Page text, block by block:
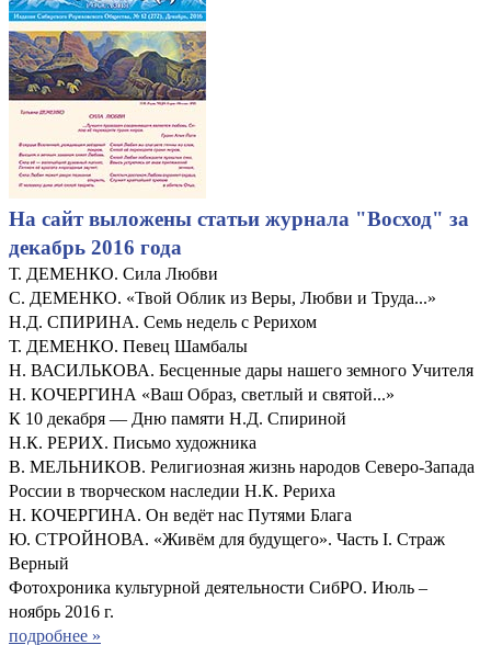
На сайт выложены статьи журнала "Восход" за
декабрь 2016 года
Т. ДЕМЕНКО. Сила Любви
С. ДЕМЕНКО. «Твой Облик из Веры, Любви и Труда...»
Н.Д. СПИРИНА. Семь недель с Рерихом
Т. ДЕМЕНКО. Певец Шамбалы
Н. ВАСИЛЬКОВА. Бесценные дары нашего земного Учителя
Н. КОЧЕРГИНА «Ваш Образ, светлый и святой...»
К 10 декабря — Дню памяти Н.Д. Спириной
Н.К. РЕРИХ. Письмо художника
В. МЕЛЬНИКОВ. Религиозная жизнь народов Северо-Запада
России в творческом наследии Н.К. Рериха
Н. КОЧЕРГИНА. Он ведёт нас Путями Блага
Ю. СТРОЙНОВА. «Живём для будущего». Часть I. Страж
Верный
Фотохроника культурной деятельности СибРО. Июль –
ноябрь 2016 г.
подробнее »